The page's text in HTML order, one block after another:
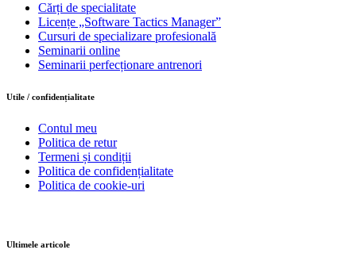
Cărți de specialitate
Licențe „Software Tactics Manager”
Cursuri de specializare profesională
Seminarii online
Seminarii perfecționare antrenori
Utile / confidențialitate
Contul meu
Politica de retur
Termeni și condiții
Politica de confidențialitate
Politica de cookie-uri
Ultimele articole